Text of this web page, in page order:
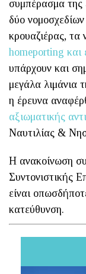
συμπέρασμα
δύο
κρουαζιέρας, τα
homeporting και
υπάρχουν και
μεγάλα λιμάνια
η έρευνα
αξιωματικής
Ναυτιλίας &
Η ανακοίνωση
Συντονιστικής
είναι
κατεύθυνση.